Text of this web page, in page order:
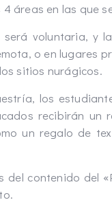
áreas en las que
será voluntaria, y
o en lugares
sitios nurágicos.
los
recibirán un
un regalo de
del contenido del